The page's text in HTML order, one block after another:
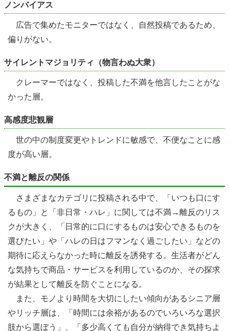
ノンバイアス
広告で集めたモニターではなく、自然投稿であるため、
偏りがない。
サイレントマジョリティ（物言わぬ大衆）
クレーマーではなく、投稿した不満を他言したことがな
かった層。
高感度悲観層
世の中の制度変更やトレンドに敏感で、不便なことに感
度が高い層。
不満と離反の関係
さまざまなカテゴリに投稿される中で、「いつも口にす
るもの」と「非日常・ハレ」に関しては不満→離反のリス
クが大きく、「日常的に口にするものは安心できるものを
選びたい」や「ハレの日はフマンなく過ごしたい」などの
期待に応えらなかった時に離反を誘発する。生活者がどん
な気持ちで商品・サービスを利用しているのか、その探求
が結果として離反を防ぐことになる。
また、モノより時間を大切にしたい傾向があるシニア層
やリッチ層は、「時間には余裕があるのでいろいろな選択
肢から選ぼう」、「多少高くても自分が納得でき気持ちよ